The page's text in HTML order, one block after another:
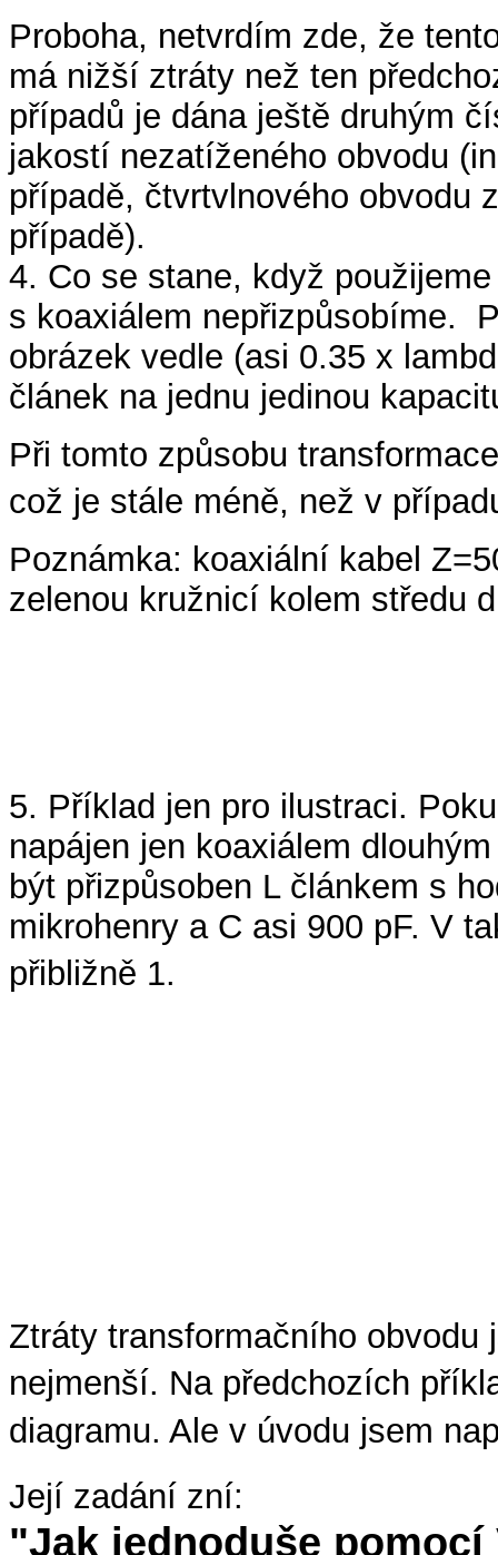
Proboha, netvrdím zde, že
má nižší ztráty než ten
případů je dána ještě druhým
jakostí nezatíženého obvodu
případě, čtvrtvlnového obvodu
případě).
4. Co se stane, když
s koaxiálem nepřizpůsobíme.
obrázek vedle (asi 0.35 x
článek na jednu jedinou
Při tomto způsobu
což je stále méně, než v
Poznámka: koaxiální kabel
zelenou kružnicí kolem středu
5. Příklad jen pro ilustraci.
napájen jen koaxiálem
být přizpůsoben L článkem s
mikrohenry a C asi 900 pF. V
přibližně 1.
Ztráty transformačního
nejmenší. Na předchozích
diagramu. Ale v úvodu jsem
Její zadání zní:
"Jak jednoduše